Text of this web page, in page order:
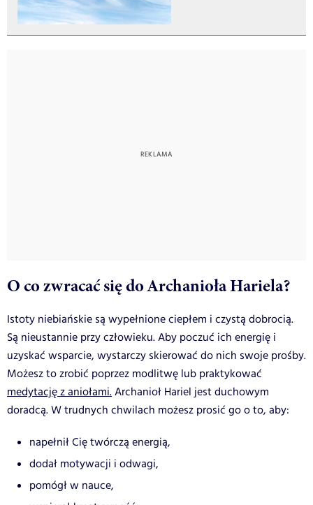
O co zwracać się do Archanioła Hariela?
Istoty niebiańskie są wypełnione ciepłem i czystą dobrocią.
Są nieustannie przy człowieku. Aby poczuć ich energię i
uzyskać wsparcie, wystarczy skierować do nich swoje prośby.
Możesz to zrobić poprzez modlitwę lub praktykować
medytację z aniołami.Archanioł Hariel jest duchowym
doradcą. W trudnych chwilach możesz prosić go o to, aby:
napełnił Cię twórczą energią,
dodał motywacji i odwagi,
pomógł w nauce,